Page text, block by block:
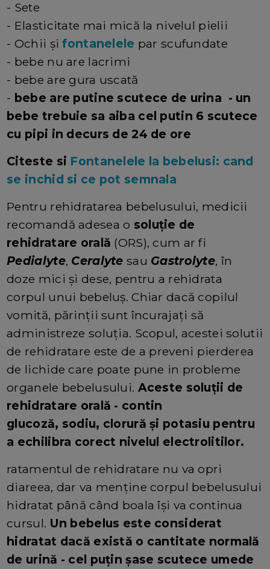
- Sete
- Elasticitate mai mică la nivelul pielii
- Ochii șifontanelele par scufundate
- bebe nu are lacrimi
- bebe are gura uscată
- bebe are putine scutece de urina - un
bebe trebuie sa aiba cel putin 6 scutece
cu pipi in decurs de 24 de ore
Citeste si Fontanelele la bebelusi: cand
se inchid si ce pot semnala
Pentru rehidratarea bebelusului, medicii
recomandă adesea o soluție de
rehidratare orală (ORS), cum ar fi
Pedialyte, Ceralyte sau Gastrolyte, în
doze mici și dese, pentru a rehidrata
corpul unui bebeluș. Chiar dacă copilul
vomită, părinții sunt încurajați să
administreze soluția. Scopul, acestei solutii
de rehidratare este de a preveni pierderea
de lichide care poate pune in probleme
organele bebelusului. Aceste soluții de
rehidratare orală - contin
glucoză, sodiu, clorură și potasiu pentru
a echilibra corect nivelul electrolitilor.
ratamentul de rehidratare nu va opri
diareea, dar va menține corpul bebelusului
hidratat până când boala își va continua
cursul. Un bebelus este considerat
hidratat dacă există o cantitate normală
de urină - cel puțin șase scutece umede